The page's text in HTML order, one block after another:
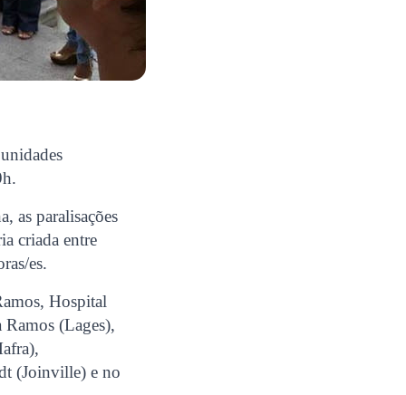
as paralisações
criada entre
es.
Hospital
(Lages),
(Joinville) e no